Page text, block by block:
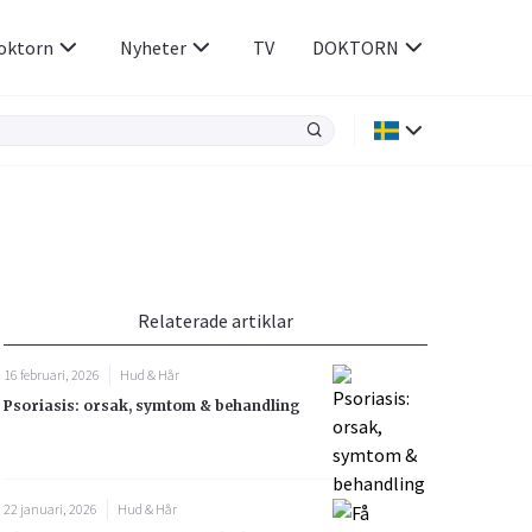
Rökavvänjning
Rörelseapparaten
Sex & Samliv
Sömn & Stress
Nyheter TV DOKTORN
Relaterade artiklar
16 februari, 2026
Hud & Hår
Psoriasis: orsak, symtom & behandling
22 januari, 2026
Hud & Hår